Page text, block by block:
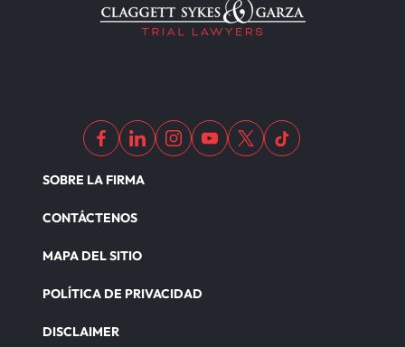
SOBRE LA FIRMA
CONTÁCTENOS
MAPA DEL SITIO
POLÍTICA DE PRIVACIDAD
DISCLAIMER